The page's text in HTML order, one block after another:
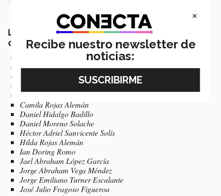
Los estudiantes que conformaron el equipo
de TecXotic 2021:
Aarón Pérez Ontiveros
Alejandro Hidalgo Badillo
Ana Bonavides Aguilar
Bernardo Salgado Dorantes
Brian Ismael Chávez Viveros
Camila Rojas Alemán
Daniel Hidalgo Badillo
Daniel Moreno Solache
Héctor Adriel Sanvicente Solís
Hilda Rojas Alemán
Ian Doring Romo
Jael Abraham López García
Jorge Abraham Vega Méndez
Jorge Emiliano Turner Escalante
José Julio Fragoso Figueroa
×
Recibe nuestro newsletter de
noticias: